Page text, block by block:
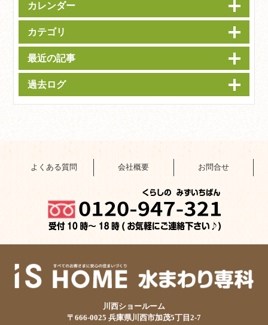
カレンダー
カテゴリ
最近の記事
過去ログ
よくある質問 会社概要 お問合せ
川西ショールーム
〒666-0025 兵庫県川西市加茂5丁目2-7